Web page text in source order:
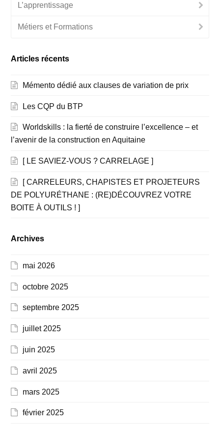
L’apprentissage
Métiers et Formations
Articles récents
Mémento dédié aux clauses de variation de prix
Les CQP du BTP
Worldskills : la fierté de construire l’excellence – et
l’avenir de la construction en Aquitaine
[ LE SAVIEZ-VOUS ? CARRELAGE ]
[ CARRELEURS, CHAPISTES ET PROJETEURS
DE POLYURÉTHANE : (RE)DÉCOUVREZ VOTRE
BOITE À OUTILS ! ]
Archives
mai 2026
octobre 2025
septembre 2025
juillet 2025
juin 2025
avril 2025
mars 2025
février 2025